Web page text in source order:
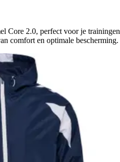
Core 2.0, perfect voor je trainingen
comfort en optimale bescherming.